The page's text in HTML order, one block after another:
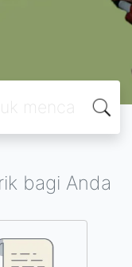
bagi Anda